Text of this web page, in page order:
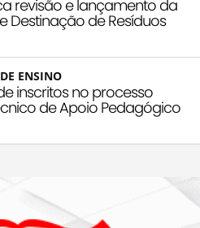
revisão e lançamento da
Destinação de Resíduos
ENSINO
inscritos no processo
de Apoio Pedagógico